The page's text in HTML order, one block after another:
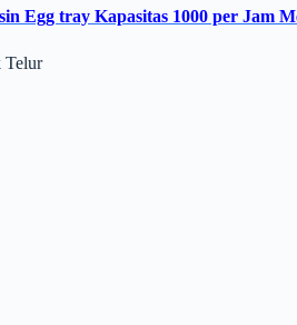
Egg tray Kapasitas 1000 per Jam
Telur